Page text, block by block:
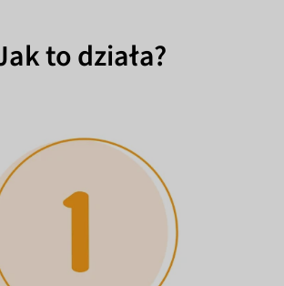
to działa?